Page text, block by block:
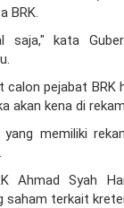
BRK.
kata
pejabat
akan kena di
memiliki
Ahmad Syah
saham terkait